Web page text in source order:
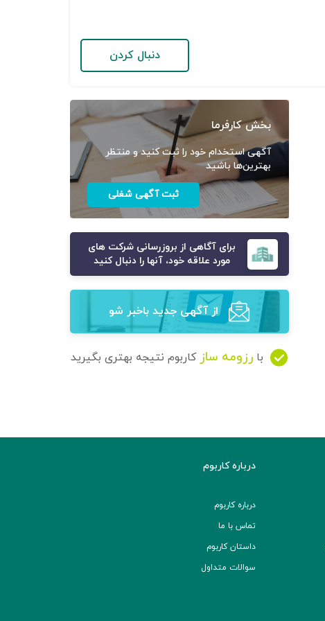
دنبال کردن
بخش کارفرما
آگهی استخدام خود را ثبت کنید و منتظر
بهترین‌ها باشید
ثبت آگهی شغلی
برای آگاهی از بروزرسانی شرکت های
مورد علاقه خود، آنها را دنبال کنید
از آگهی‌ جدید باخبر شو
با رزومه ساز کاربوم نتیجه بهتری بگیرید
درباره کاربوم
درباره کاربوم
تماس با ما
داستان کاربوم
سوالات متداول